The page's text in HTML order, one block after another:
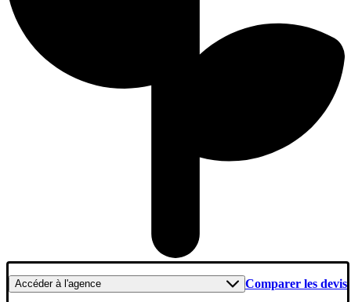
Accéderà l'agence Comparer les devis